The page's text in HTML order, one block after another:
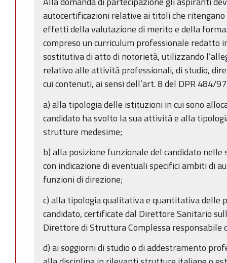
autocertificazioni relative ai titoli che
effetti della valutazione di merito e della
compreso un curriculum professionale redatto
sostitutiva di atto di notorietà, utilizzando
relativo alle attività professionali, di studio,
cui contenuti, ai sensi dell’art. 8 del DPR 484/
a) alla tipologia delle istituzioni in cui sono
candidato ha svolto la sua attività e alla
strutture medesime;
b) alla posizione funzionale del candidato
con indicazione di eventuali specifici ambiti di
funzioni di direzione;
c) alla tipologia qualitativa e quantitativa
candidato, certificate dal Direttore Sanitario
Direttore di Struttura Complessa responsabile
d) ai soggiorni di studio o di addestramento